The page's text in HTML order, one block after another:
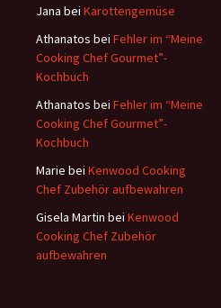
c
h
:
Jana bei Karottengemüse
Athanatos bei Fehler im “Meine
Cooking Chef Gourmet”-
Kochbuch
Athanatos bei Fehler im “Meine
Cooking Chef Gourmet”-
Kochbuch
Marie bei Kenwood Cooking
Chef Zubehör aufbewahren
Gisela Martin bei Kenwood
Cooking Chef Zubehör
aufbewahren